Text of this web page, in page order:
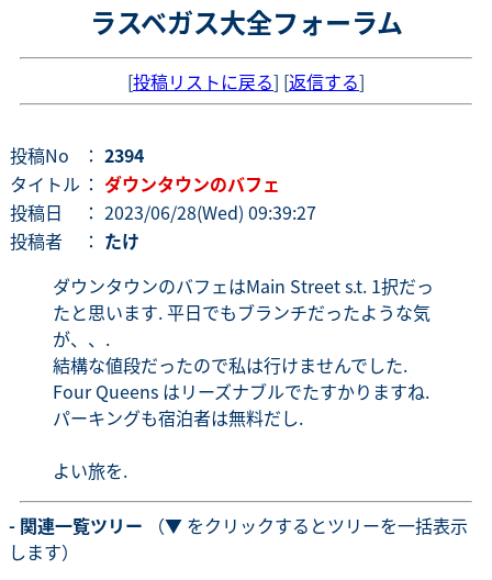
ラスベガス大全フォーラム
[投稿リストに戻る] [返信する]
投稿No ： 2394
タイトル ： ダウンタウンのバフェ
投稿日
： 2023/06/28(Wed) 09:39:27
投稿者
： たけ
ダウンタウンのバフェはMain Street s.t. 1択だっ
たと思います. 平日でもブランチだったような気
が、、.
結構な値段だったので私は行けませんでした.
Four Queens はリーズナブルでたすかりますね.
パーキングも宿泊者は無料だし.
よい旅を.
- 関連一覧ツリー （▼ をクリックするとツリーを一括表示
します）